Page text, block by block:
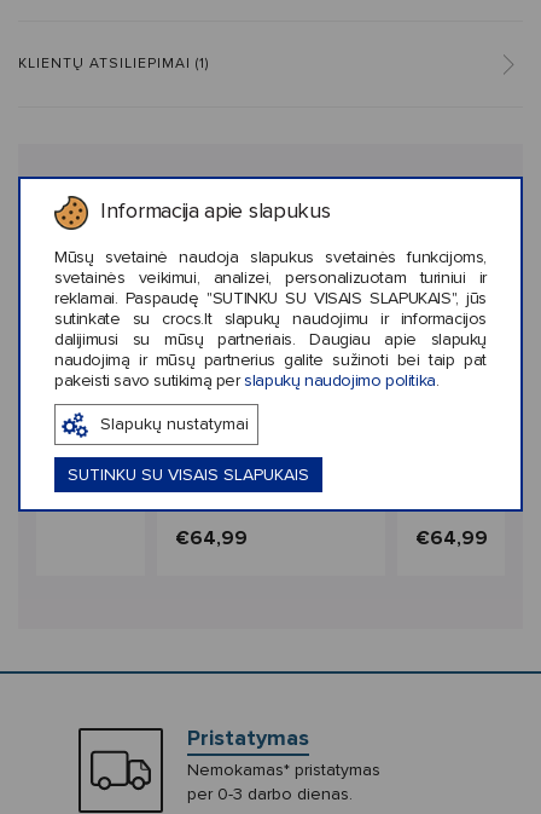
Informacija apie slapukus
Mūsų svetainė naudoja slapukus svetainės funkcijoms,
svetainės veikimui, analizei, personalizuotam turiniui ir
reklamai. Paspaudę "SUTINKU SU VISAIS SLAPUKAIS", jūs
sutinkate su crocs.lt slapukų naudojimu ir informacijos
dalijimusi su mūsų partneriais. Daugiau apie slapukų
naudojimą ir mūsų partnerius galite sužinoti bei taip pat
pakeisti savo sutikimą per slapukų naudojimo politika
Slapukų nustatymai
SUTINKU SU VISAIS SLAPUKAIS
KLIENTŲ ATSILIEPIMAI (1)
Panašaus stiliaus prekės
Naujiena
Spalvų kiekis: 2
Crocs™ Dylan Platform
Slide Women's
€64,99 €64,99
‹
Pristatymas
Nemokamas* pristatymas
per 0-3 darbo dienas.